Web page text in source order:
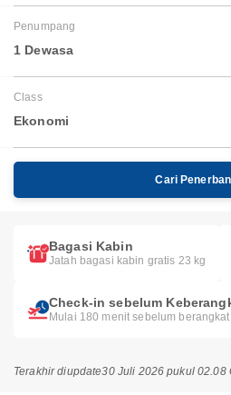
Penumpang
1 Dewasa
Class
Ekonomi
Cari
Bagasi Kabin
Jatah bagasi kabin gratis 23 kg
Check-in sebelum
Mulai 180 menit sebelum berangkat
Terakhir diupdate30 Juli 2026 pukul 02.08